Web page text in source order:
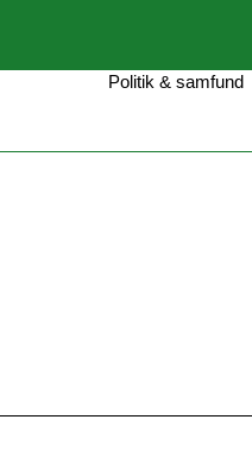
Politik & samfund